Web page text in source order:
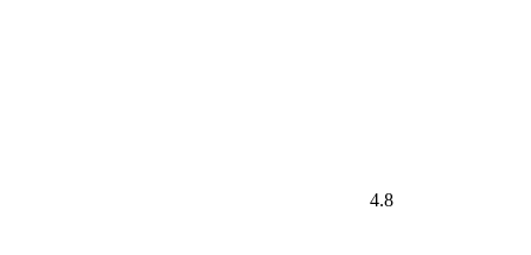
4.8